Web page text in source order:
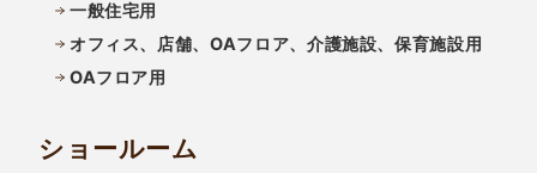
一般住宅用
オフィス、店舗、OAフロア、介護施設、保育施設用
OAフロア用
ショールーム